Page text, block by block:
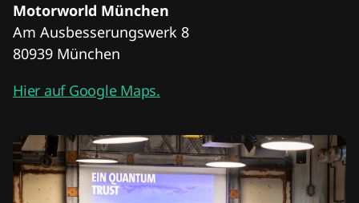
Motorworld München
Am Ausbesserungswerk 8
80939 München
Hier auf Google Maps.